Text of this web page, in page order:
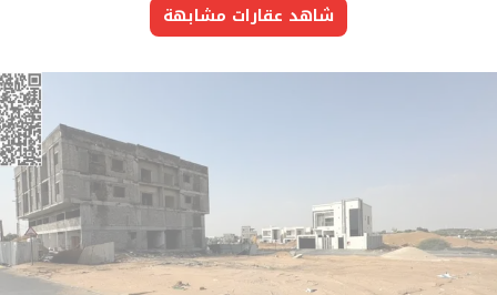
شاهد عقارات مشابهة